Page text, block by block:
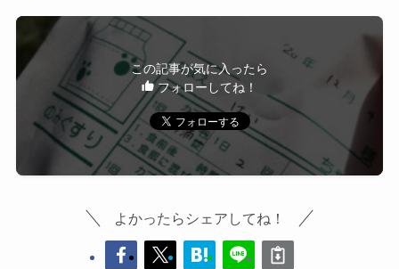
この記事が気に入ったら
フォローしてね！
よかったらシェアしてね！